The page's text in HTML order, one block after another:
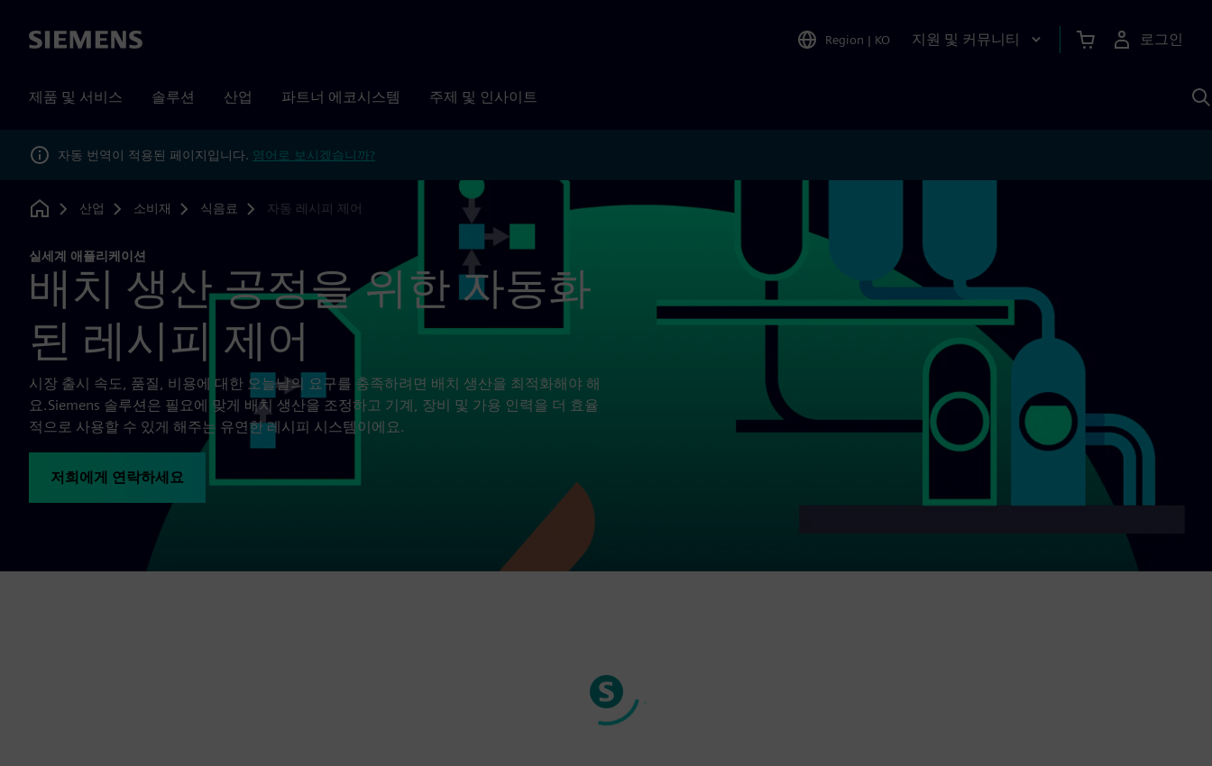
Siemens Region | KO 지원 및 커뮤니티 로그인
제품 및 서비스 솔루션 산업 파트너 에코시스템 주제 및 인사이트
자동 번역이 적용된 페이지입니다. 영어로 보시겠습니까?
Home
산업 소비재 식음료 자동 레시피 제어
실세계 애플리케이션
배치 생산 공정을 위한 자동화
된 레시피 제어
시장 출시 속도, 품질, 비용에 대한 오늘날의 요구를 충족하려면 배치 생산을 최적화해야 해
요.Siemens 솔루션은 필요에 맞게 배치 생산을 조정하고 기계, 장비 및 가용 인력을 더 효율
적으로 사용할 수 있게 해주는 유연한 레시피 시스템이에요.
저희에게 연락하세요